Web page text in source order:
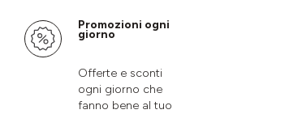
Promozioni ogni
giorno
Offerte e sconti
ogni giorno che
fanno bene al tuo